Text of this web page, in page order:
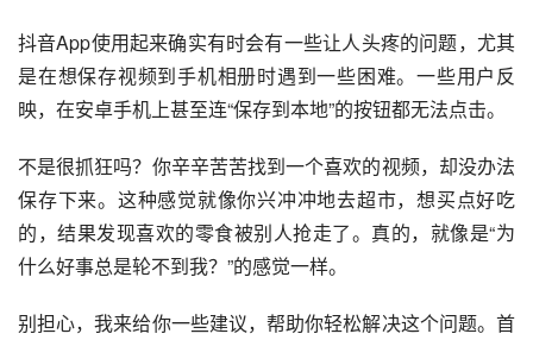
抖音App使用起来确实有时会有一些让人头疼的问题，尤其
是在想保存视频到手机相册时遇到一些困难。一些用户反
映，在安卓手机上甚至连“保存到本地”的按钮都无法点击。
不是很抓狂吗？你辛辛苦苦找到一个喜欢的视频，却没办法
保存下来。这种感觉就像你兴冲冲地去超市，想买点好吃
的，结果发现喜欢的零食被别人抢走了。真的，就像是“为
什么好事总是轮不到我？”的感觉一样。
别担心，我来给你一些建议，帮助你轻松解决这个问题。首